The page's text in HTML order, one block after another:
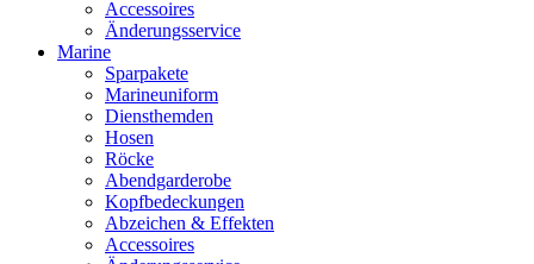
Accessoires
Änderungsservice
Marine
Sparpakete
Marineuniform
Diensthemden
Hosen
Röcke
Abendgarderobe
Kopfbedeckungen
Abzeichen & Effekten
Accessoires